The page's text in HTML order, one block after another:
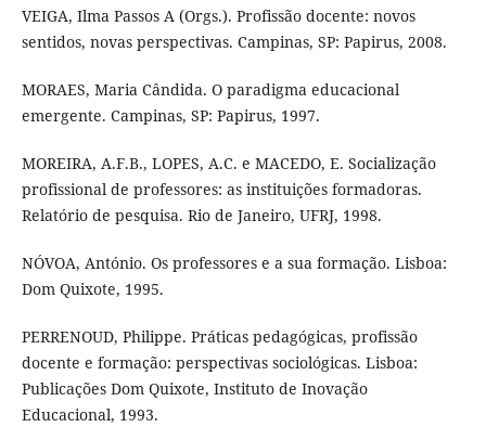
VEIGA, Ilma Passos A (Orgs.). Profissão docente: novos
sentidos, novas perspectivas. Campinas, SP: Papirus, 2008.
MORAES, Maria Cândida. O paradigma educacional
emergente. Campinas, SP: Papirus, 1997.
MOREIRA, A.F.B., LOPES, A.C. e MACEDO, E. Socialização
profissional de professores: as instituições formadoras.
Relatório de pesquisa. Rio de Janeiro, UFRJ, 1998.
NÓVOA, António. Os professores e a sua formação. Lisboa:
Dom Quixote, 1995.
PERRENOUD, Philippe. Práticas pedagógicas, profissão
docente e formação: perspectivas sociológicas. Lisboa:
Publicações Dom Quixote, Instituto de Inovação
Educacional, 1993.